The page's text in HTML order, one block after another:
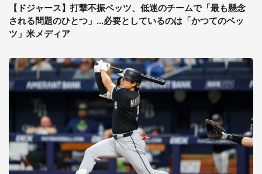
【ドジャース】打撃不振ベッツ、低迷のチームで「最も懸念
される問題のひとつ」...必要としているのは「かつてのベッ
ツ」米メディア